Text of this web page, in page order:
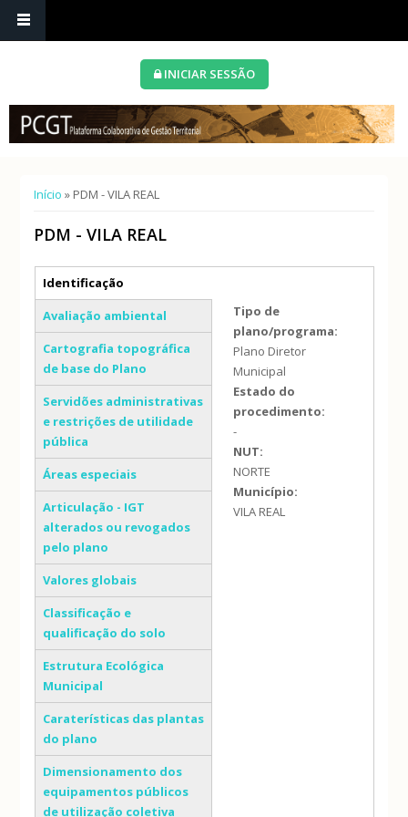
INICIAR SESSÃO
Está aqui
Início » PDM - VILA REAL
PDM - VILA REAL
Separadores verticais
Identificação
(separador ativo)
Avaliação ambiental
Cartografia topográfica
de base do Plano
Servidões administrativas
e restrições de utilidade
pública
Áreas especiais
Articulação - IGT
alterados ou revogados
pelo plano
Valores globais
Classificação e
qualificação do solo
Estrutura Ecológica
Municipal
Caraterísticas das plantas
do plano
Dimensionamento dos
equipamentos públicos
de utilização coletiva
Tipo de
plano/programa:
Plano Diretor
Municipal
Estado do
procedimento:
-
NUT:
NORTE
Município:
VILA REAL